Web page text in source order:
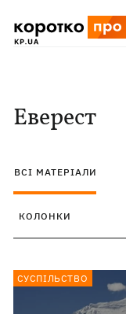
Еверест
ВСІ МАТЕРІАЛИ
КОЛОНКИ
СУСПІЛЬСТВО